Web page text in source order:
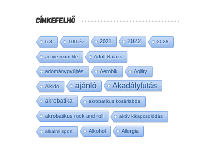
CÍMKEFELHŐ
6:3 100 év 2021 2022 2028
active mum life Adolf Balázs
adománygyűjtés Aerobik Agility
Aikido ajánló Akadályfutás
akrobatika akrobatikus kosárlabda
akrobatikus rock and roll aktív kikapcsolódás
alkalmi sport Alkohol Allergia